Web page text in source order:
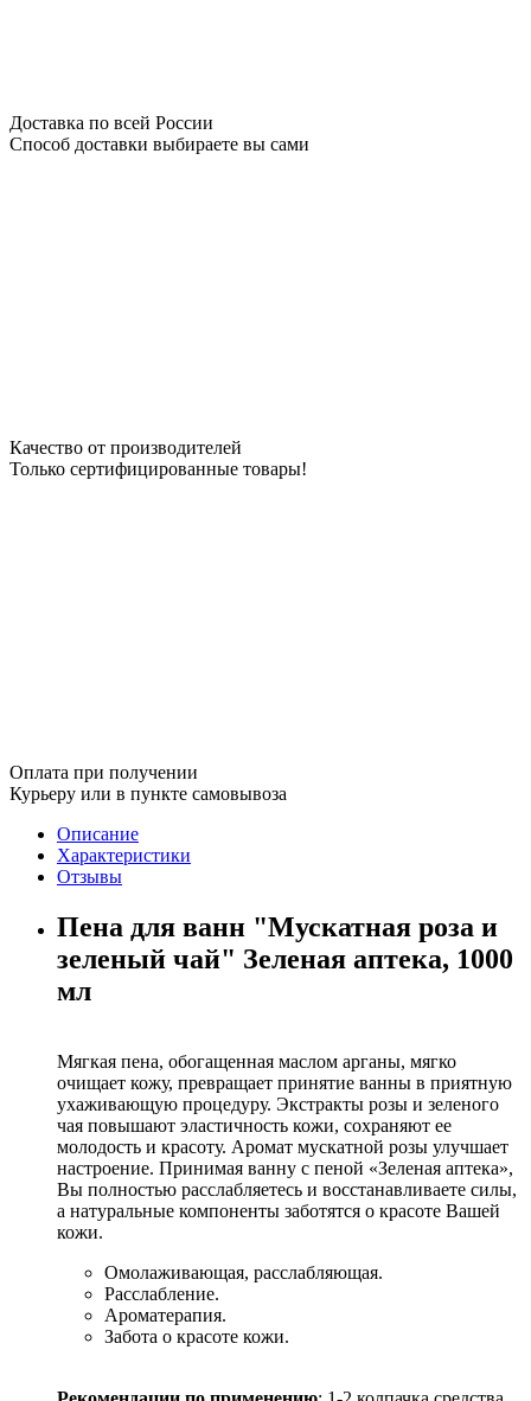
Доставка по всей России
Способ доставки выбираете вы сами
Качество от производителей
Только сертифицированные товары!
Оплата при получении
Курьеру или в пункте самовывоза
Описание
Характеристики
Отзывы
Пена для ванн "Мускатная роза и
зеленый чай" Зеленая аптека, 1000
мл
Мягкая пена, обогащенная маслом арганы, мягко
очищает кожу, превращает принятие ванны в приятную
ухаживающую процедуру. Экстракты розы и зеленого
чая повышают эластичность кожи, сохраняют ее
молодость и красоту. Аромат мускатной розы улучшает
настроение. Принимая ванну с пеной «Зеленая аптека»,
Вы полностью расслабляетесь и восстанавливаете силы,
а натуральные компоненты заботятся о красоте Вашей
кожи.
Омолаживающая, расслабляющая.
Расслабление.
Ароматерапия.
Забота о красоте кожи.